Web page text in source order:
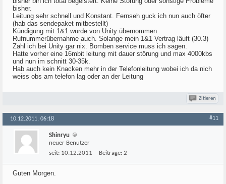
bisher.
Leitung sehr schnell und Konstant. Fernseh guck ich nun auch öfter
(hab das sendepaket mitbestellt)
Kündigung mit 1&1 wurde von Unity übernommen
Rufnummerübernahme auch. Solange mein 1&1 Vertrag läuft (30.3)
Zahl ich bei Unity gar nix. Bomben service muss ich sagen.
Hatte vorher eine 16mbit leitung mit dauer störung und max 4000kbs
und nun im schnitt 30-35k.
Hab auch kein Knacken mehr in der Telefonleitung wobei ich da nich
weiss obs am telefon lag oder an der Leitung
Zitieren
10.12.2011, 06:18 #11
Shinryu
neuer Benutzer
seit: 10.12.2011 Beiträge: 2
Guten Morgen.